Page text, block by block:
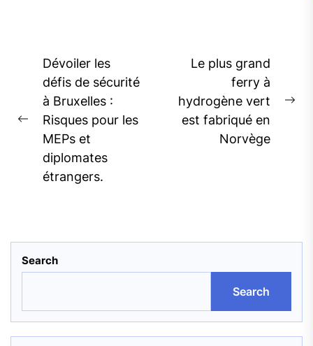
Post
navigation
Previous
post:
Dévoiler les
défis de sécurité
à Bruxelles :
Risques pour les
MEPs et
diplomates
étrangers.
Le plus grand
ferry à
hydrogène vert
est fabriqué en
Norvège
Search
Search